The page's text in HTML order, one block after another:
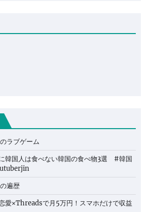
ラブゲーム
韓国人は食べない韓国の食べ物3選 #韓国
遍歴
愛×Threadsで月5万円！スマホだけで収益